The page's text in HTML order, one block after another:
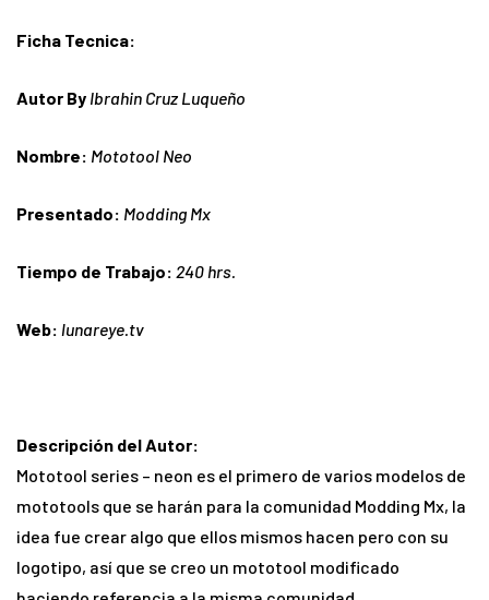
Ficha Tecnica:
Autor By Ibrahin Cruz Luqueño
Nombre: Mototool Neo
Presentado: Modding Mx
Tiempo de Trabajo: 240 hrs.
Web: lunareye.tv
Descripción del Autor:
Mototool series – neon es el primero de varios modelos de
mototools que se harán para la comunidad Modding Mx, la
idea fue crear algo que ellos mismos hacen pero con su
logotipo, así que se creo un mototool modificado